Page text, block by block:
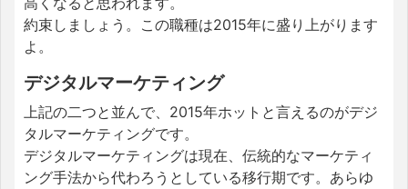
約束しましょう。この職種は2015年に盛り上がります
よ。
デジタルマーケティング
上記の二つと並んで、2015年ホットと言えるのがデジ
タルマーケティングです。
デジタルマーケティングは現在、伝統的なマーケティ
ング手法から代わろうとしている移行期です。あらゆ